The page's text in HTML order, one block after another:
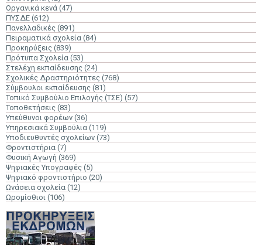
Οργανικά κενά (47)
ΠΥΣΔΕ (612)
Πανελλαδικές (891)
Πειραματικά σχολεία (84)
Προκηρύξεις (839)
Πρότυπα Σχολεία (53)
Στελέχη εκπαίδευσης (24)
Σχολικές Δραστηριότητες (768)
Σύμβουλοι εκπαίδευσης (81)
Τοπικό Συμβούλιο Επιλογής (ΤΣΕ) (57)
Τοποθετήσεις (83)
Υπεύθυνοι φορέων (36)
Υπηρεσιακά Συμβούλια (119)
Υποδιευθυντές σχολείων (73)
Φροντιστήρια (7)
Φυσική Αγωγή (369)
Ψηφιακές Υπογραφές (5)
Ψηφιακό φροντιστήριο (20)
Ωνάσεια σχολεία (12)
Ωρομίσθιοι (106)